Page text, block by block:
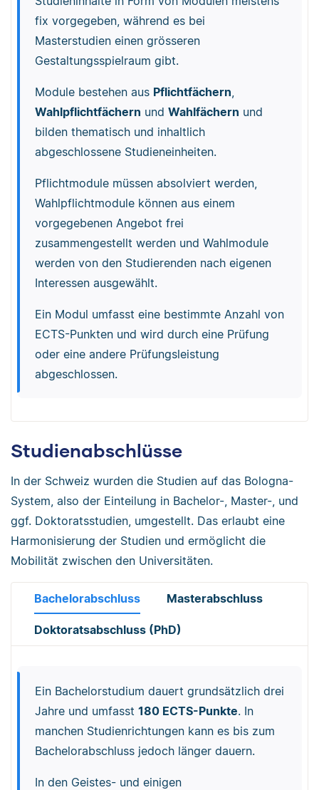
fix vorgegeben, während es bei
Masterstudien einen grösseren
Gestaltungsspielraum gibt.
Module bestehen aus Pflichtfächern
Wahlpflichtfächern und Wahlfächern und
bilden thematisch und inhaltlich
abgeschlossene Studieneinheiten.
Pflichtmodule müssen absolviert werden,
Wahlpflichtmodule können aus einem
vorgegebenen Angebot frei
zusammengestellt werden und Wahlmodule
werden von den Studierenden nach eigenen
Interessen ausgewählt.
Ein Modul umfasst eine bestimmte Anzahl von
ECTS-Punkten und wird durch eine Prüfung
oder eine andere Prüfungsleistung
abgeschlossen.
Studienabschlüsse
In der Schweiz wurden die Studien auf das Bologna-
System, also der Einteilung in Bachelor-, Master-, und
ggf. Doktoratsstudien, umgestellt. Das erlaubt eine
Harmonisierung der Studien und ermöglicht die
Mobilität zwischen den Universitäten.
Bachelorabschluss Masterabschluss
Doktoratsabschluss (PhD)
Ein Bachelorstudium dauert grundsätzlich drei
Jahre und umfasst 180 ECTS-Punkte. In
manchen Studienrichtungen kann es bis zum
Bachelorabschluss jedoch länger dauern.
In den Geistes- und einigen